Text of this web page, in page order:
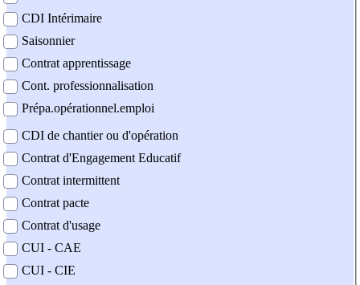
CDI Intérimaire
Saisonnier
Contrat apprentissage
Cont. professionnalisation
Prépa.opérationnel.emploi
CDI de chantier ou d'opération
Contrat d'Engagement Educatif
Contrat intermittent
Contrat pacte
Contrat d'usage
CUI - CAE
CUI - CIE